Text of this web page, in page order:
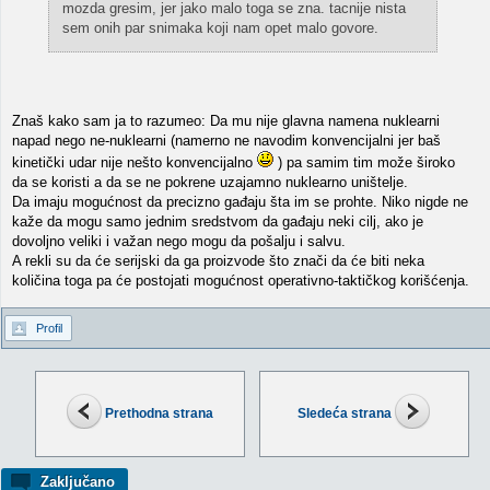
Prethodna strana Sledeća strana
Zaključano
mozda gresim, jer jako malo toga se zna. tacnije nista
sem onih par snimaka koji nam opet malo govore.
Znaš kako sam ja to razumeo: Da mu nije glavna namena nuklearni
napad nego ne-nuklearni (namerno ne navodim konvencijalni jer baš
kinetički udar nije nešto konvencijalno
) pa samim tim može široko
da se koristi a da se ne pokrene uzajamno nuklearno uništelje.
Da imaju mogućnost da precizno gađaju šta im se prohte. Niko nigde ne
kaže da mogu samo jednim sredstvom da gađaju neki cilj, ako je
dovoljno veliki i važan nego mogu da pošalju i salvu.
A rekli su da će serijski da ga proizvode što znači da će biti neka
količina toga pa će postojati mogućnost operativno-taktičkog korišćenja.
Profil